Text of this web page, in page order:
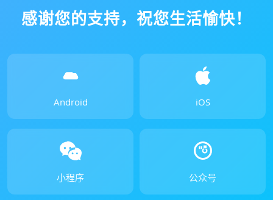
感谢您的支持，祝您生活愉快！
Android iOS
小程序 公众号